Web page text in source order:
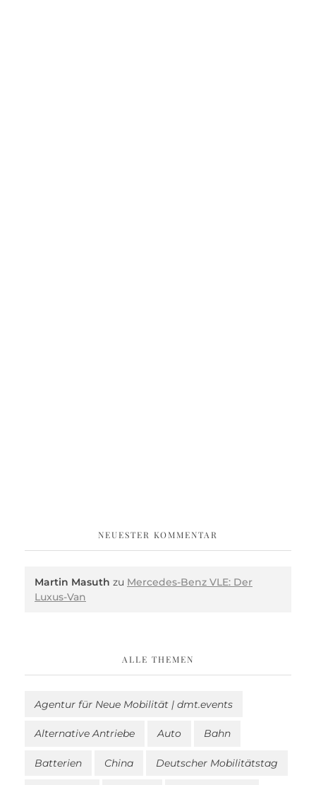
NEUESTER KOMMENTAR
Martin Masuth zu Mercedes-Benz VLE: Der
Luxus-Van
ALLE THEMEN
Agentur für Neue Mobilität | dmt.events
Alternative Antriebe Auto Bahn
Batterien China Deutscher Mobilitätstag